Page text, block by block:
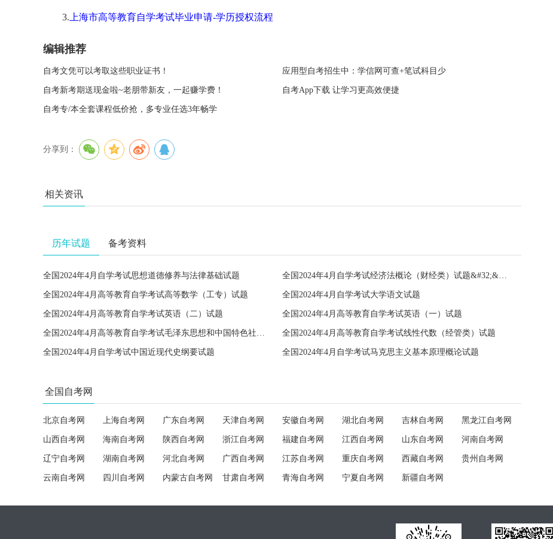
3. 上海市高等教育自学考试毕业申请-学历授权流程
编辑推荐
自考文凭可以考取这些职业证书！ 应用型自考招生中：学信网可查+笔试科目少
自考新考期送现金啦~老朋带新友，一起赚学费！ 自考App下载 让学习更高效便捷
自考专/本全套课程低价抢，多专业任选3年畅学
分享到：
相关资讯
历年试题 备考资料
全国2024年4月自学考试思想道德修养与法律基础试题 全国2024年4月自学考试经济法概论（财经类）试题&#32;&#32;
全国2024年4月高等教育自学考试高等数学（工专）试题 全国2024年4月自学考试大学语文试题
全国2024年4月高等教育自学考试英语（二）试题 全国2024年4月高等教育自学考试英语（一）试题
全国2024年4月高等教育自学考试毛泽东思想和中国特色社会主义理论体系概论试题 全国2024年4月高等教育自学考试线性代数（经管类）试题
全国2024年4月自学考试中国近现代史纲要试题 全国2024年4月自学考试马克思主义基本原理概论试题
全国自考网
北京自考网 上海自考网 广东自考网 天津自考网 安徽自考网 湖北自考网 吉林自考网 黑龙江自考网
山西自考网 海南自考网 陕西自考网 浙江自考网 福建自考网 江西自考网 山东自考网 河南自考网
辽宁自考网 湖南自考网 河北自考网 广西自考网 江苏自考网 重庆自考网 西藏自考网 贵州自考网
云南自考网 四川自考网 内蒙古自考网 甘肃自考网 青海自考网 宁夏自考网 新疆自考网